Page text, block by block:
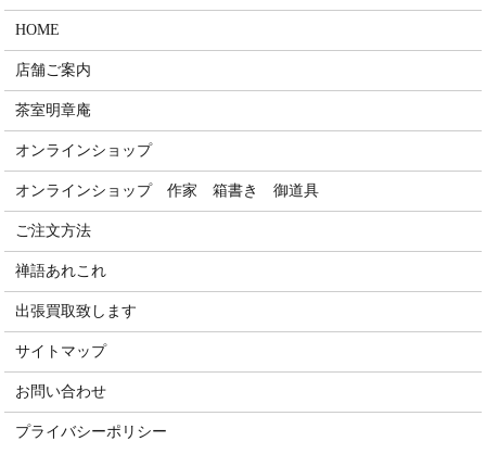
HOME
店舗ご案内
茶室明章庵
オンラインショップ
オンラインショップ 作家 箱書き 御道具
ご注文方法
禅語あれこれ
出張買取致します
サイトマップ
お問い合わせ
プライバシーポリシー